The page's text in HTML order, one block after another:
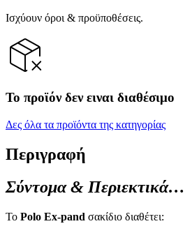
Ισχύουν όροι & προϋποθέσεις.
Το προϊόν δεν ειναι διαθέσιμο
Δες όλα τα προϊόντα της κατηγορίας
Περιγραφή
Σύντομα & Περιεκτικά…
Το Polo Ex-pand σακίδιο διαθέτει: